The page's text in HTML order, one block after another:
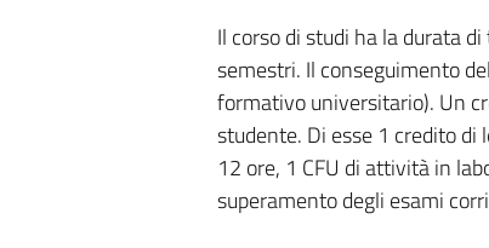
Il corso di studi ha la durata
semestri. Il conseguimento
formativo universitario). Un
studente. Di esse 1 credito di
12 ore, 1 CFU di attività in
superamento degli esami